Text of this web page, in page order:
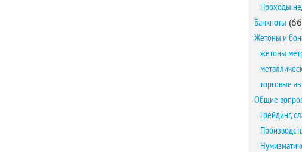
Проходы
Банкноты
Жетоны и
жетоны
торговые
Общие
Грейдинг,